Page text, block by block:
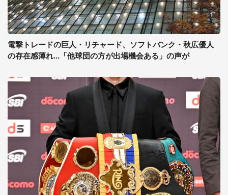
電撃トレードの巨人・リチャード、ソフトバンク・秋広優人
の存在感薄れ...「他球団の方が出場機会ある」の声が